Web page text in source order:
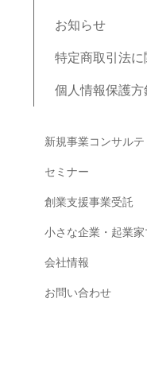
お知らせ
特定商取引法
個人情報保護方
新規事業コンサル
セミナー
創業支援事業受託
小さな企業・起業
会社情報
お問い合わせ